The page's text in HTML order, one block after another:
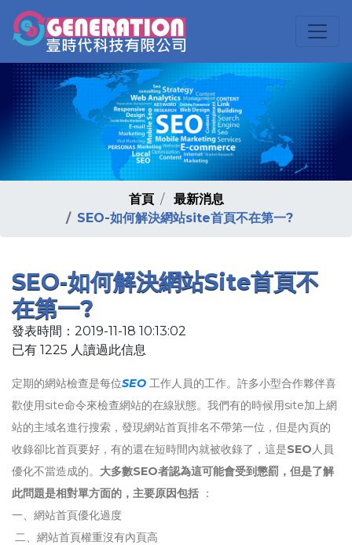
首頁
最新消息
SEO-如何解決網站site首頁不在第一?
SEO-如何解決網站site首頁不
在第一?
發表時間：2019-11-18 10:13:02
已有 1225 人讀過此信息
定期的網站檢查是每位SEO 工作人員的工作。許多小型合作夥伴喜
歡使用site命令來檢查網站的在線狀態。我們有的時候用site加上網
站的主域名進行搜索，發現網站首頁排名不帶第一位，但是內頁的
收錄卻比首頁要好，有的還在短時間內就被收錄了，這是SEO人員
優化不當造成的。 大多數SEO者認為這可能會受到懲罰，但是了解
此問題是相對單方面的，主要原因包括 ：
一、網站首頁優化過度
二、網站首頁權重沒有內頁高